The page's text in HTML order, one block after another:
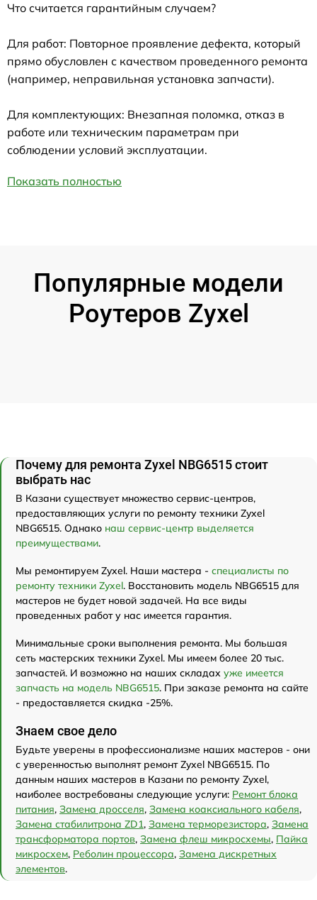
Что считается гарантийным случаем?
Для работ: Повторное проявление дефекта, который
прямо обусловлен с качеством проведенного ремонта
(например, неправильная установка запчасти).
Для комплектующих: Внезапная поломка, отказ в
работе или техническим параметрам при
соблюдении условий эксплуатации.
Показать полностью
Популярные модели
Роутеров Zyxel
Почему для ремонта Zyxel NBG6515 стоит
выбрать нас
В Казани существует множество сервис-центров,
предоставляющих услуги по ремонту техники Zyxel
NBG6515. Однако наш сервис-центр выделяется
преимуществами.
Мы ремонтируем Zyxel. Наши мастера - специалисты по
ремонту техники Zyxel. Восстановить модель NBG6515 для
мастеров не будет новой задачей. На все виды
проведенных работ у нас имеется гарантия.
Минимальные сроки выполнения ремонта. Мы большая
сеть мастерских техники Zyxel. Мы имеем более 20 тыс.
запчастей. И возможно на наших складах уже имеется
запчасть на модель NBG6515. При заказе ремонта на сайте
- предоставляется скидка -25%.
Знаем свое дело
Будьте уверены в профессионализме наших мастеров - они
с уверенностью выполнят ремонт Zyxel NBG6515. По
данным наших мастеров в Казани по ремонту Zyxel,
наиболее востребованы следующие услуги: Ремонт блока
питания, Замена дросселя, Замена коаксиального кабеля,
Замена стабилитрона ZD1, Замена терморезистора, Замена
трансформатора портов, Замена флеш микросхемы, Пайка
микросхем, Реболин процессора, Замена дискретных
элементов.